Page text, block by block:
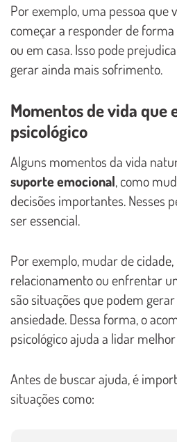
Por exemplo, uma pessoa que
começar a responder de
ou em casa. Isso pode
gerar ainda mais sofrimento.
Momentos de vida que
psicológico
Alguns momentos da vida
suporte emocional, como
decisões importantes. Nesses
ser essencial.
Por exemplo, mudar de
relacionamento ou enfrentar
são situações que podem
ansiedade. Dessa forma, o
psicológico ajuda a lidar
Antes de buscar ajuda, é
situações como: